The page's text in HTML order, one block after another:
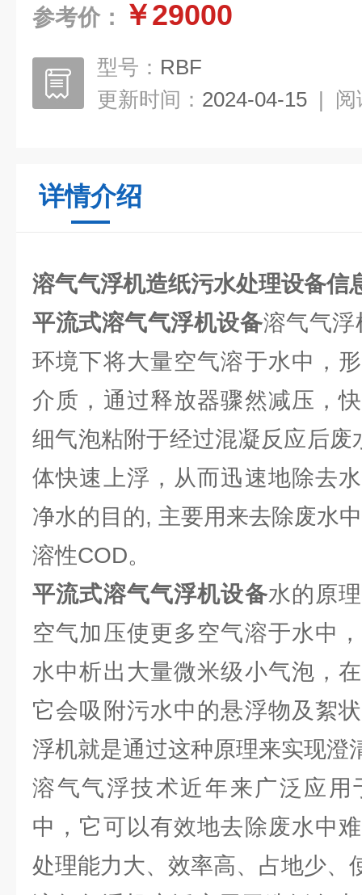
参考价： ￥29000
型号： RBF
更新时间： 2024-04-15 | 阅
详情介绍
溶气气浮机造纸污水处理设备信
平流式溶气气浮机设备溶气气浮
环境下将大量空气溶于水中，
介质，通过释放器骤然减压，
细气泡粘附于经过混凝反应后废
体快速上浮，从而迅速地除去
净水的目的, 主要用来去除废水
溶性COD。
平流式溶气气浮机设备水的原
空气加压使更多空气溶于水中
水中析出大量微米级小气泡，
它会吸附污水中的悬浮物及絮
浮机就是通过这种原理来实现澄
溶气气浮技术近年来广泛应用
中，它可以有效地去除废水中
处理能力大、效率高、占地少、